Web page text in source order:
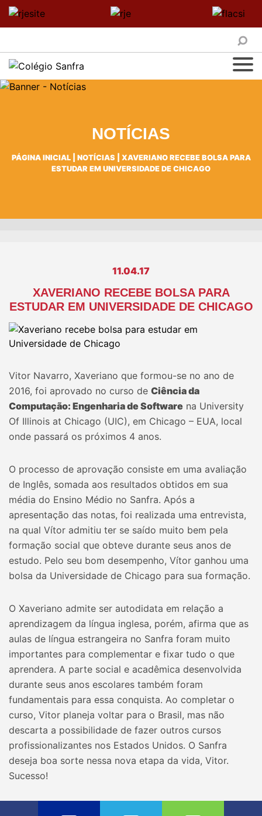
NOTÍCIAS
PÁGINA INICIAL| NOTÍCIAS
XAVERIANO RECEBE BOLSA PARA
ESTUDAR EM UNIVERSIDADE DE CHICAGO
11.04.17
XAVERIANO RECEBE BOLSA PARA
ESTUDAR EM UNIVERSIDADE DE CHICAGO
Vitor Navarro, Xaveriano que formou-se no ano de
2016, foi aprovado no curso de Ciência da
Computação: Engenharia de Software na University
Of Illinois at Chicago (UIC), em Chicago – EUA, local
onde passará os próximos 4 anos.
O processo de aprovação consiste em uma avaliação
de Inglês, somada aos resultados obtidos em sua
média do Ensino Médio no Sanfra. Após a
apresentação das notas, foi realizada uma entrevista,
na qual Vítor admitiu ter se saído muito bem pela
formação social que obteve durante seus anos de
estudo. Pelo seu bom desempenho, Vítor ganhou uma
bolsa da Universidade de Chicago para sua formação.
O Xaveriano admite ser autodidata em relação a
aprendizagem da língua inglesa, porém, afirma que as
aulas de língua estrangeira no Sanfra foram muito
importantes para complementar e fixar tudo o que
aprendera. A parte social e acadêmica desenvolvida
durante seus anos escolares também foram
fundamentais para essa conquista. Ao completar o
curso, Vitor planeja voltar para o Brasil, mas não
descarta a possibilidade de fazer outros cursos
profissionalizantes nos Estados Unidos. O Sanfra
deseja boa sorte nessa nova etapa da vida, Vitor.
Sucesso!